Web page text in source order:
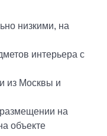
низкими, на
интерьера с
из Москвы и
на
объекте